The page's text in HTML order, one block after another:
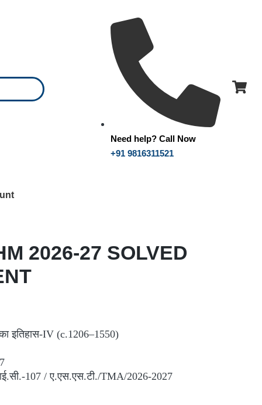
Need help? Call Now
+91 9816311521
2026-27 SOLVED
इतिहास-IV (c.1206–1550)
107 / ए.एस.एस.टी./TMA/2026-2027